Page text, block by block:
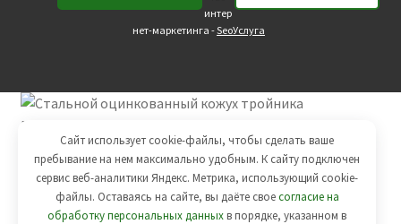
интер
нет-маркетинга -SeoУслуга
Вы смотрите:Стальной оцинкованный кожух
тройника Dn 90мм толщиной 0,8мм
руб.
Заказать
Сайт использует cookie-файлы, чтобы сделать ваше
пребывание на нем максимально удобным. К cайту подключен
сервис веб-аналитики Яндекс. Метрика, использующий cookie-
файлы. Оставаясь на сайте, вы даёте своесогласие на
обработку персональных данныхв порядке, указанном в